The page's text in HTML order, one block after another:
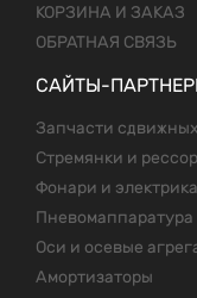
КОРЗИНА И ЗАКАЗ
ОБРАТНАЯ СВЯЗЬ
САЙТЫ-
Запчасти
Стремянки и
Фонари и электрика
Оси и осевые
Амортизаторы